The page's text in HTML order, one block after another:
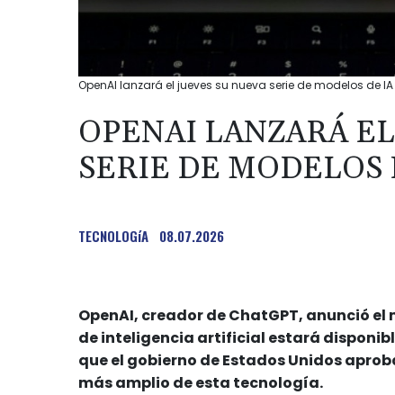
OpenAI lanzará el jueves su nueva serie de modelos de IA /
OPENAI LANZARÁ
SERIE DE MODELOS
TECNOLOGíA 08.07.2026
OpenAI, creador de ChatGPT, anunció
de inteligencia artificial estará
que el gobierno de Estados Unidos
más amplio de esta tecnología.